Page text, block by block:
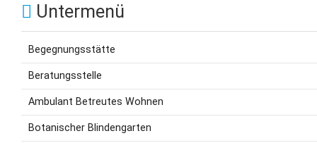
Untermenü
Begegnungsstätte
Beratungsstelle
Ambulant Betreutes Wohnen
Botanischer Blindengarten